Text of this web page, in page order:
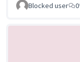
Blocked user 0